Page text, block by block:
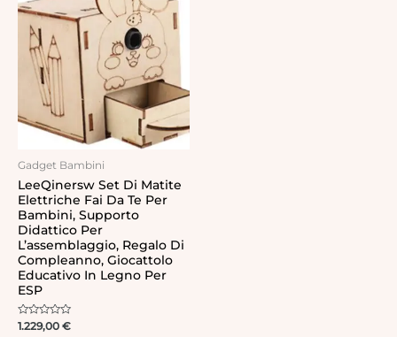
Gadget Bambini
LeeQinersw Set Di Matite
Elettriche Fai Da Te Per
Bambini, Supporto
Didattico Per
L’assemblaggio, Regalo Di
Compleanno, Giocattolo
Educativo In Legno Per
ESP
Rated
1.229,00 €